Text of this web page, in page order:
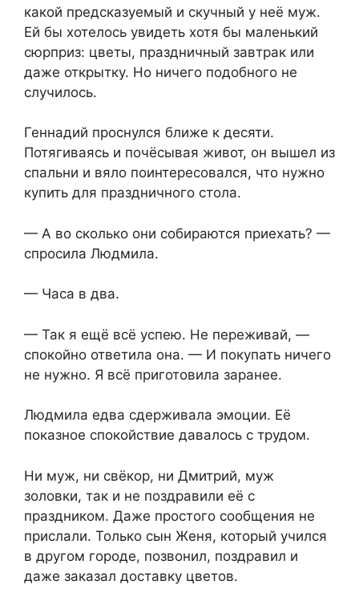
какой предсказуемый и скучный у неё муж.
Ей бы хотелось увидеть хотя бы маленький
сюрприз: цветы, праздничный завтрак или
даже открытку. Но ничего подобного не
случилось.
Геннадий проснулся ближе к десяти.
Потягиваясь и почёсывая живот, он вышел из
спальни и вяло поинтересовался, что нужно
купить для праздничного стола.
— А во сколько они собираются приехать? —
спросила Людмила.
— Часа в два.
— Так я ещё всё успею. Не переживай, —
спокойно ответила она. — И покупать ничего
не нужно. Я всё приготовила заранее.
Людмила едва сдерживала эмоции. Её
показное спокойствие давалось с трудом.
Ни муж, ни свёкор, ни Дмитрий, муж
золовки, так и не поздравили её с
праздником. Даже простого сообщения не
прислали. Только сын Женя, который учился
в другом городе, позвонил, поздравил и
даже заказал доставку цветов.